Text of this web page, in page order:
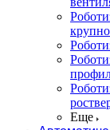
Еще